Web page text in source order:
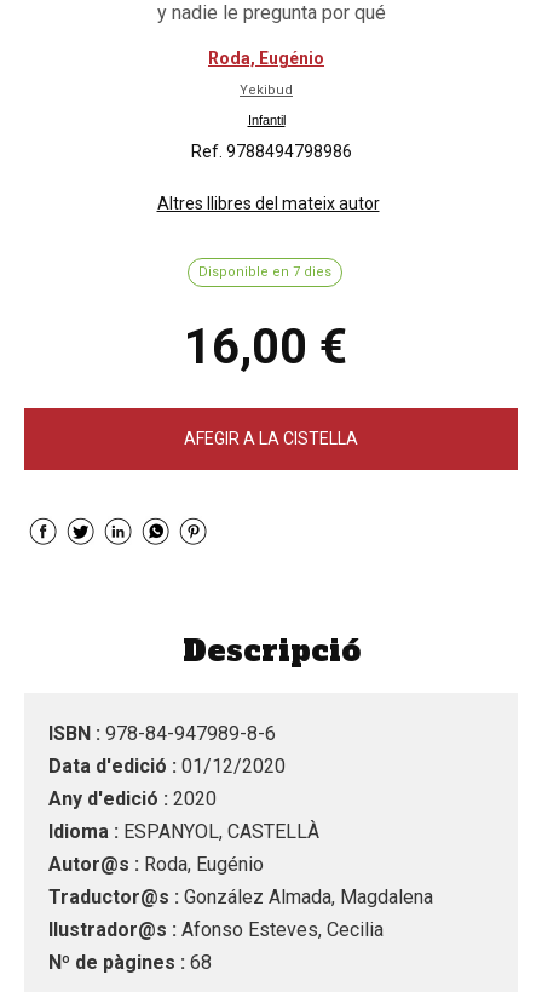
y nadie le pregunta por qué
Roda, Eugénio
Yekibud
Infantil
Ref. 9788494798986
Altres llibres del mateix autor
Disponible en 7 dies
16,00 €
AFEGIR A LA CISTELLA
Descripció
ISBN : 978-84-947989-8-6
Data d'edició : 01/12/2020
Any d'edició : 2020
Idioma : ESPANYOL, CASTELLÀ
Autor@s : Roda, Eugénio
Traductor@s : González Almada, Magdalena
Ilustrador@s : Afonso Esteves, Cecilia
Nº de pàgines : 68